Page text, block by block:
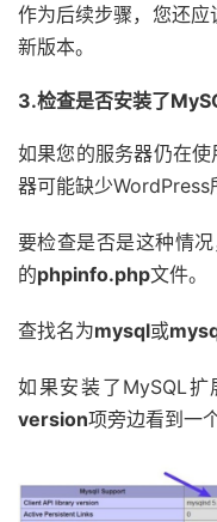
作为后续步骤，您还
新版本。
3.检查是否安装了
如果您的服务器仍在
器可能缺少WordPress
要检查是否是这种情
的phpinfo.php文件。
查找名为mysql或
如果安装了MySQL
version项旁边看到一